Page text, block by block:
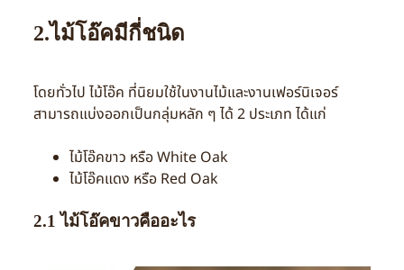
2.ไม้โอ๊คมีกี่ชนิด
โดยทั่วไป ไม้โอ๊ค ที่นิยมใช้ในงานไม้และงานเฟอร์นิเจอร์
สามารถแบ่งออกเป็นกลุ่มหลัก ๆ ได้ 2 ประเภท ได้แก่
ไม้โอ๊คขาว หรือ White Oak
ไม้โอ๊คแดง หรือ Red Oak
2.1 ไม้โอ๊คขาวคืออะไร